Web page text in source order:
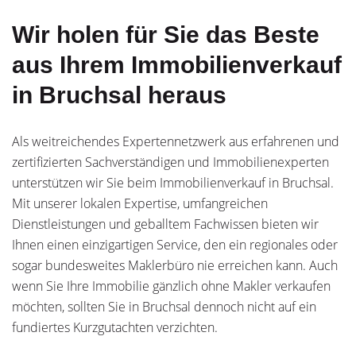
Wir holen für Sie das Beste
aus Ihrem Immobilienverkauf
in Bruchsal heraus
Als weitreichendes Expertennetzwerk aus erfahrenen und
zertifizierten Sachverständigen und Immobilienexperten
unterstützen wir Sie beim Immobilienverkauf in Bruchsal.
Mit unserer lokalen Expertise, umfangreichen
Dienstleistungen und geballtem Fachwissen bieten wir
Ihnen einen einzigartigen Service, den ein regionales oder
sogar bundesweites Maklerbüro nie erreichen kann. Auch
wenn Sie Ihre Immobilie gänzlich ohne Makler verkaufen
möchten, sollten Sie in Bruchsal dennoch nicht auf ein
fundiertes Kurzgutachten verzichten.